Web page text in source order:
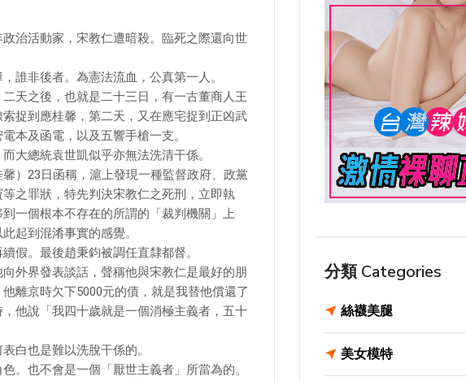
治活動家，宋教仁遭暗殺。臨死之際還向世
誰非後者。為憲法流血，公真第一人。
天之後，也就是二十三日，有一古董商人王
捉到應桂馨，第二天，又在應宅捉到正凶武
本及函電，以及五響手槍一支。
大總統袁世凱似乎亦無法洗清干係。
）23日函稱，滬上發現一種監督政府、政黨
之罪狀，特先判決宋教仁之死刑，立即執
一個根本不存在的所謂的「裁判機關」上
起到混淆事實的感覺。
假。最後趙秉鈞被調任直隸都督。
外界發表談話，聲稱他與宋教仁是最好的朋
離京時欠下5000元的債，就是我替他償還了
他說「我四十歲就是一個消極主義者，五十
白也是難以洗脫干係的。
。也不會是一個「厭世主義者」所當為的。
分類 Categories
絲襪美腿
美女模特